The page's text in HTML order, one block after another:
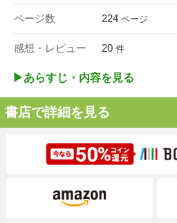
ページ数 224 ページ
感想・レビュー 20 件
▶︎あらすじ・内容を見る
書店で詳細を見る